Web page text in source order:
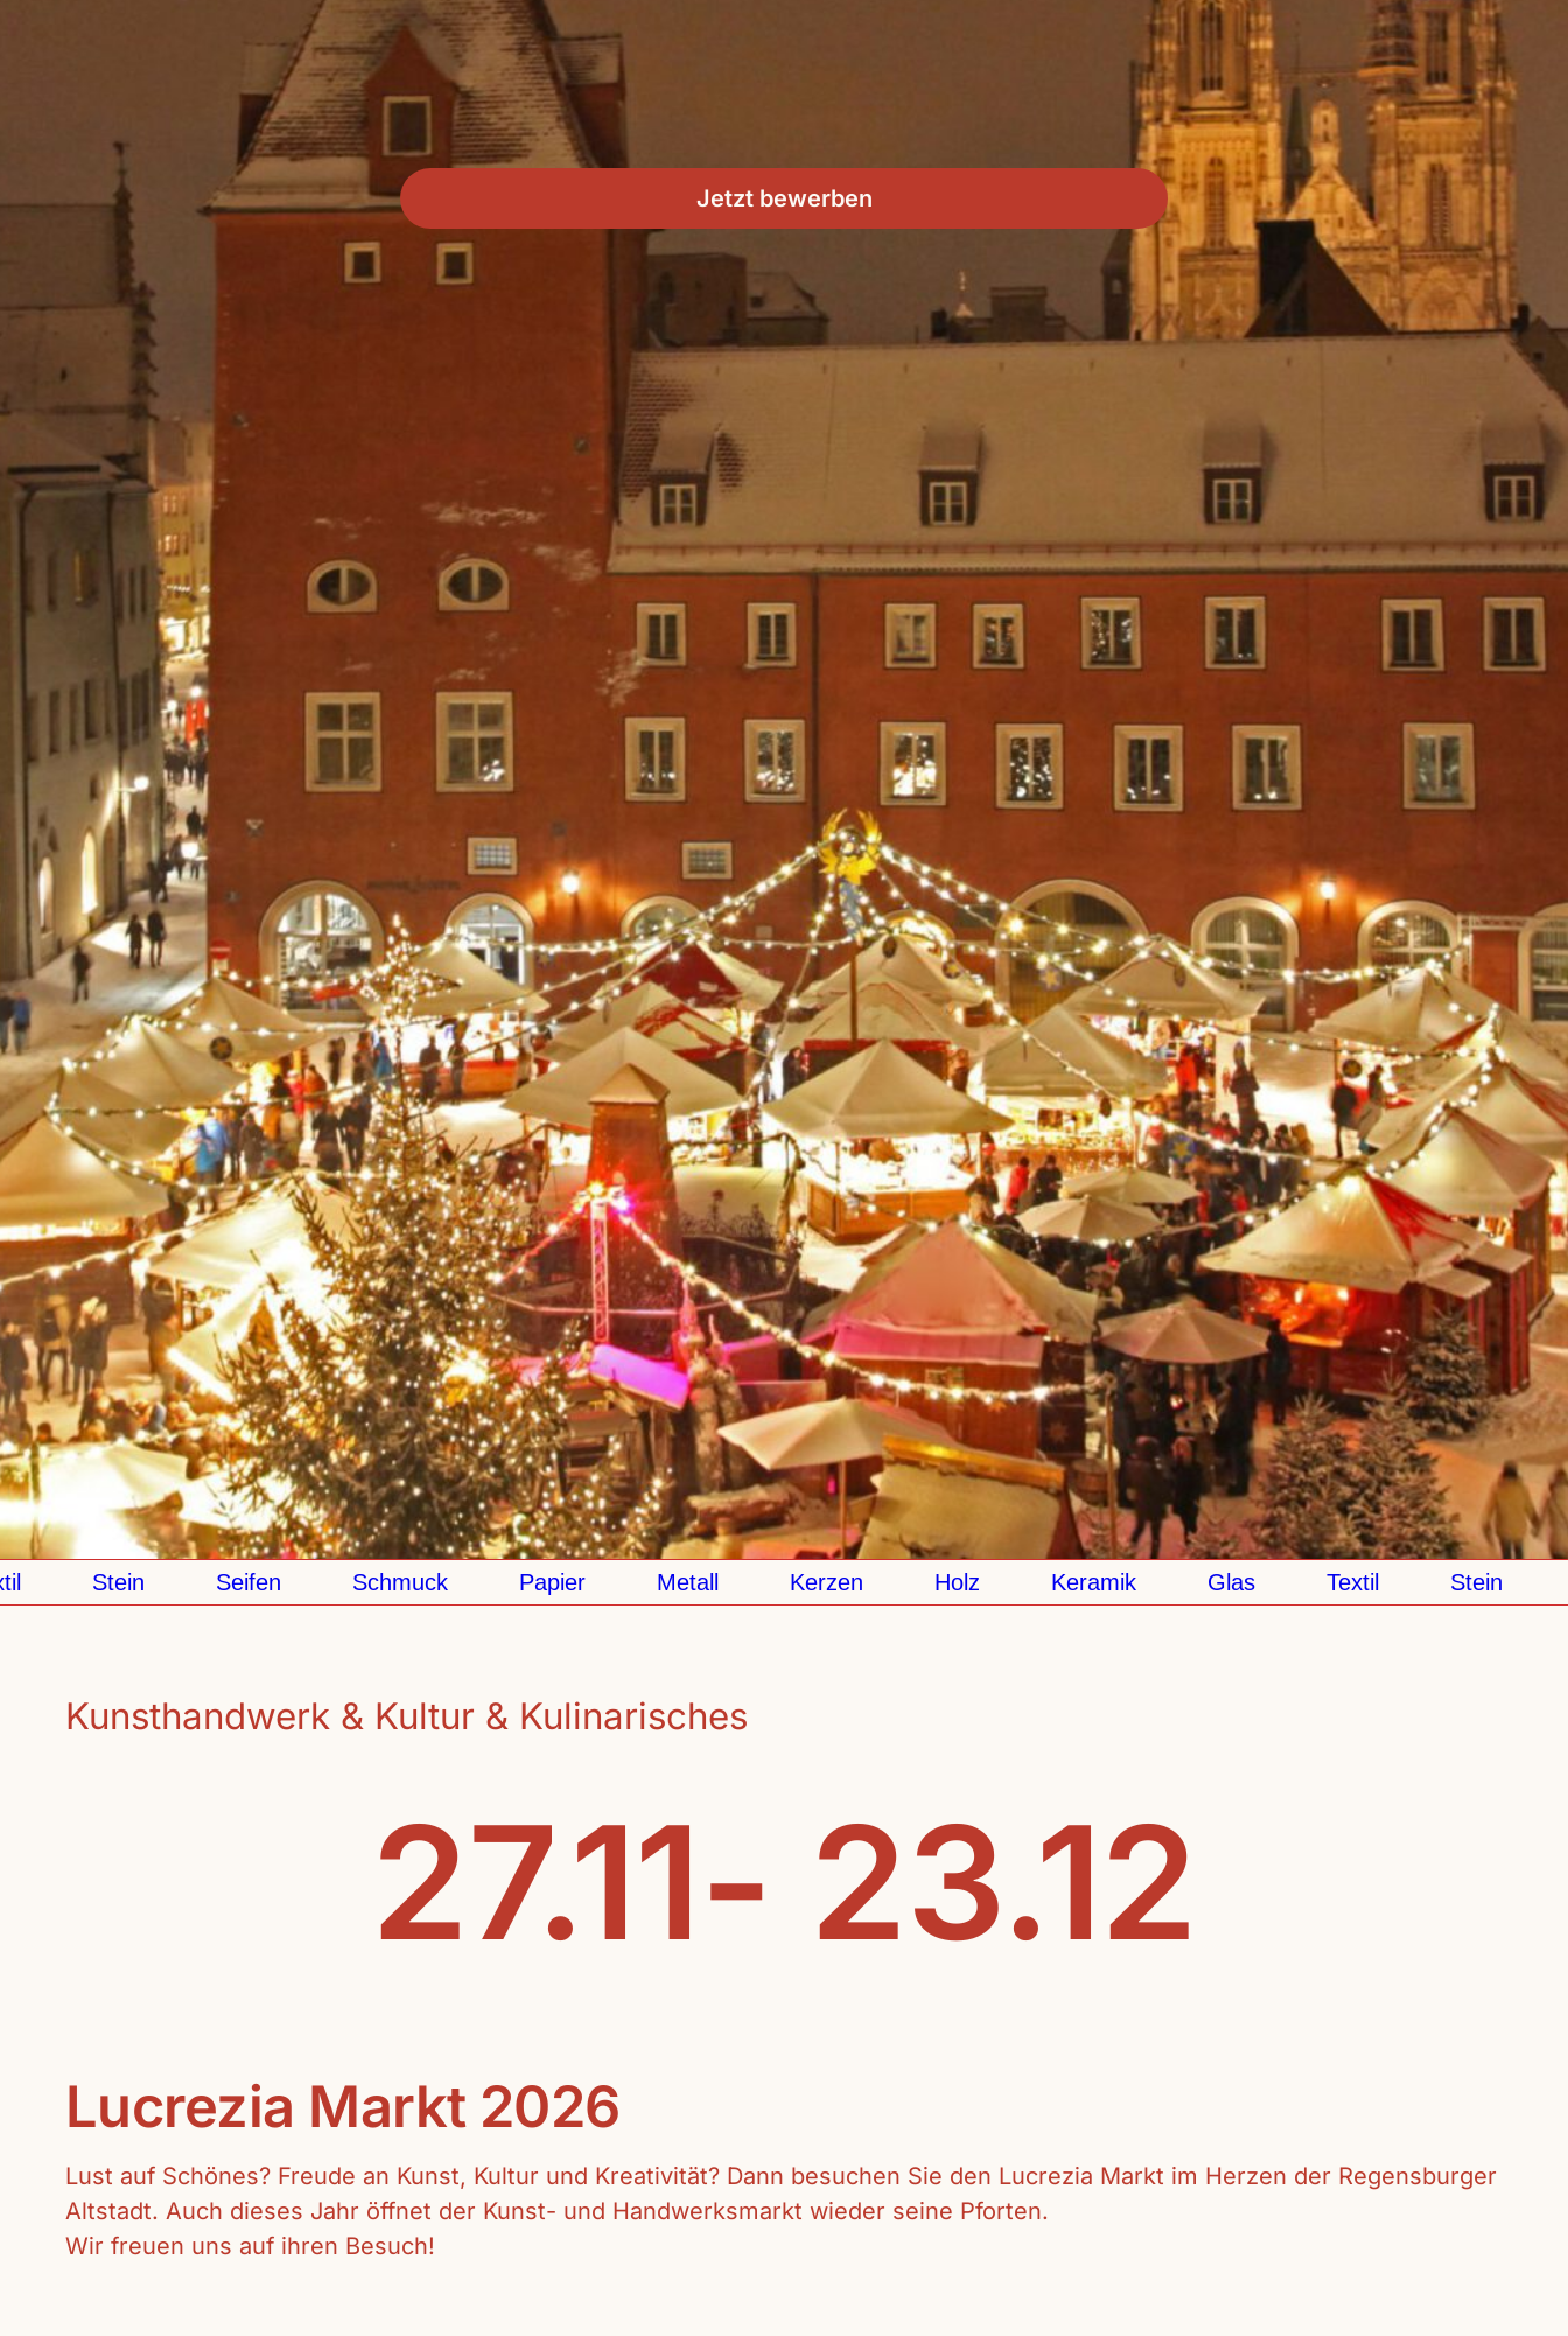
Jetzt bewerben
Stein Seifen Schmuck Papier Metall Kerzen Holz Keramik Glas Textil Stein
Kunsthandwerk & Kultur & Kulinarisches
27.11- 23.12
Lucrezia Markt 2026
Lust auf Schönes? Freude an Kunst, Kultur und Kreativität? Dann besuchen Sie den Lucrezia Markt im Herzen der Regensburger
Altstadt. Auch dieses Jahr öffnet der Kunst- und Handwerksmarkt wieder seine Pforten.
Wir freuen uns auf ihren Besuch!